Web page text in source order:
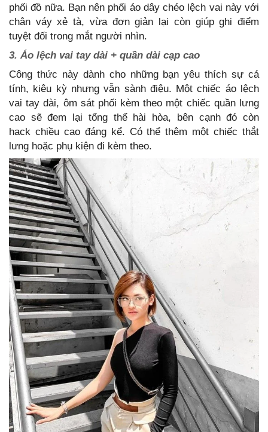
phối đồ nữa. Bạn nên phối áo dây chéo lệch vai này với
chân váy xẻ tà, vừa đơn giản lại còn giúp ghi điểm
tuyệt đối trong mắt người nhìn.
3. Áo lệch vai tay dài + quần dài cạp cao
Công thức này dành cho những bạn yêu thích sự cá
tính, kiêu kỳ nhưng vẫn sành điệu. Một chiếc áo lệch
vai tay dài, ôm sát phối kèm theo một chiếc quần lưng
cao sẽ đem lại tổng thể hài hòa, bên cạnh đó còn
hack chiều cao đáng kể. Có thể thêm một chiếc thắt
lưng hoặc phụ kiện đi kèm theo.